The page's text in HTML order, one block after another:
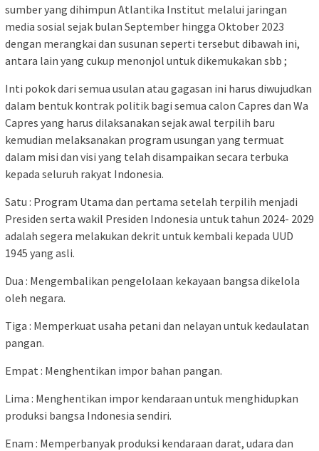
sumber yang dihimpun Atlantika Institut melalui jaringan
media sosial sejak bulan September hingga Oktober 2023
dengan merangkai dan susunan seperti tersebut dibawah ini,
antara lain yang cukup menonjol untuk dikemukakan sbb ;
Inti pokok dari semua usulan atau gagasan ini harus diwujudkan
dalam bentuk kontrak politik bagi semua calon Capres dan Wa
Capres yang harus dilaksanakan sejak awal terpilih baru
kemudian melaksanakan program usungan yang termuat
dalam misi dan visi yang telah disampaikan secara terbuka
kepada seluruh rakyat Indonesia.
Satu : Program Utama dan pertama setelah terpilih menjadi
Presiden serta wakil Presiden Indonesia untuk tahun 2024- 2029
adalah segera melakukan dekrit untuk kembali kepada UUD
1945 yang asli.
Dua : Mengembalikan pengelolaan kekayaan bangsa dikelola
oleh negara.
Tiga : Memperkuat usaha petani dan nelayan untuk kedaulatan
pangan.
Empat : Menghentikan impor bahan pangan.
Lima : Menghentikan impor kendaraan untuk menghidupkan
produksi bangsa Indonesia sendiri.
Enam : Memperbanyak produksi kendaraan darat, udara dan